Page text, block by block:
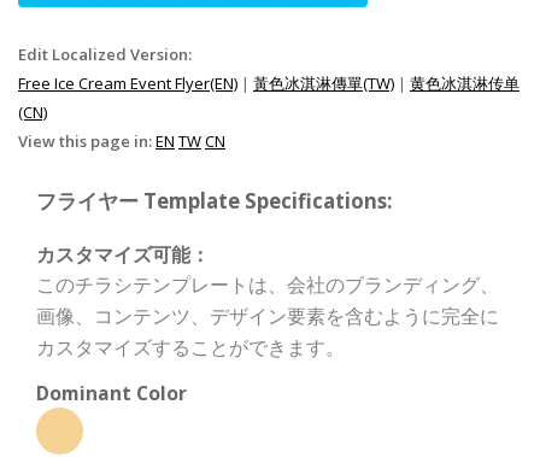
Edit Localized Version:
Free Ice Cream Event Flyer(EN) | 黃色冰淇淋傳單(TW) | 黄色冰淇淋传单
(CN)
View this page in:EN TWCN
フライヤー Template Specifications:
カスタマイズ可能：
このチラシテンプレートは、会社のブランディング、
画像、コンテンツ、デザイン要素を含むように完全に
カスタマイズすることができます。
Dominant Color